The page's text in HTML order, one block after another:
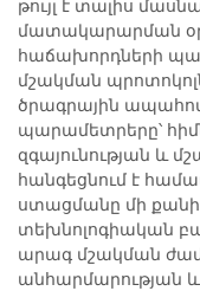
թույլ է տալիս
մատակարարման
հաճախորդների
մշակման
ծրագրային
պարամետրերը՝
զգայունության և
հանգեցնում է
ստացմանը մի
տեխնոլոգիական
արագ մշակման
անհարմարության